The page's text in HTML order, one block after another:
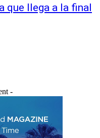
que llega a la final
-